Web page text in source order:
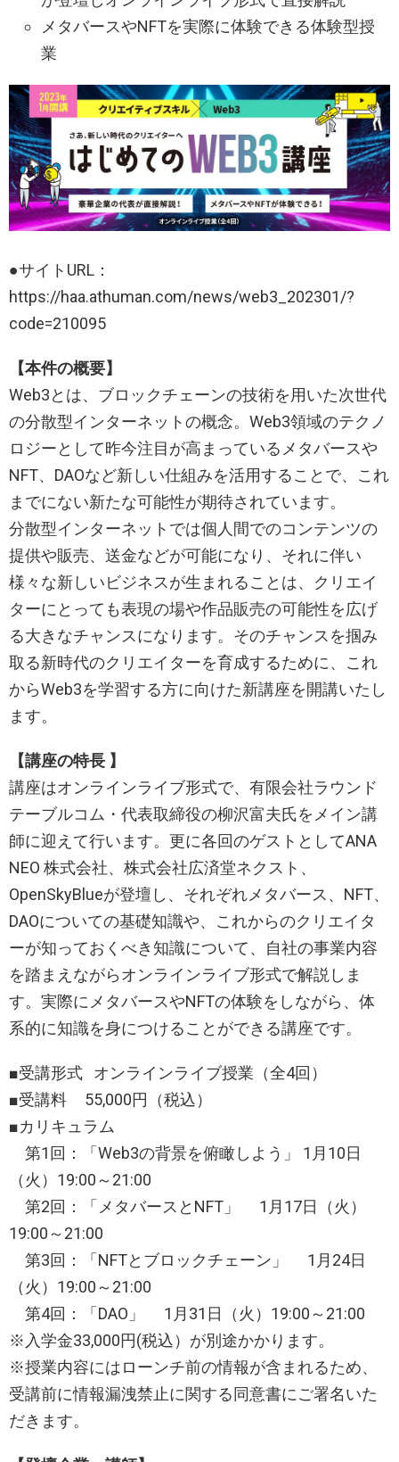
メタバースやNFTを実際に体験できる体験型授
業
●サイトURL：
https://haa.athuman.com/news/web3_202301/?
code=210095
【本件の概要】
Web3とは、ブロックチェーンの技術を用いた次世代
の分散型インターネットの概念。Web3領域のテクノ
ロジーとして昨今注目が高まっているメタバースや
NFT、DAOなど新しい仕組みを活用することで、これ
までにない新たな可能性が期待されています。
分散型インターネットでは個人間でのコンテンツの
提供や販売、送金などが可能になり、それに伴い
様々な新しいビジネスが生まれることは、クリエイ
ターにとっても表現の場や作品販売の可能性を広げ
る大きなチャンスになります。そのチャンスを掴み
取る新時代のクリエイターを育成するために、これ
からWeb3を学習する方に向けた新講座を開講いたし
ます。
【講座の特長 】
講座はオンラインライブ形式で、有限会社ラウンド
テーブルコム・代表取締役の柳沢富夫氏をメイン講
師に迎えて行います。更に各回のゲストとしてANA
NEO 株式会社、株式会社広済堂ネクスト、
OpenSkyBlueが登壇し、それぞれメタバース、NFT、
DAOについての基礎知識や、これからのクリエイタ
ーが知っておくべき知識について、自社の事業内容
を踏まえながらオンラインライブ形式で解説しま
す。実際にメタバースやNFTの体験をしながら、体
系的に知識を身につけることができる講座です。
■受講形式 オンラインライブ授業（全4回）
■受講料 55,000円（税込）
■カリキュラム
第1回：「Web3の背景を俯瞰しよう」 1月10日
（火）19:00～21:00
第2回：「メタバースとNFT」 1月17日（火）
19:00～21:00
第3回：「NFTとブロックチェーン」 1月24日
（火）19:00～21:00
第4回：「DAO」 1月31日（火）19:00～21:00
※入学金33,000円(税込）が別途かかります。
※授業内容にはローンチ前の情報が含まれるため、
受講前に情報漏洩禁止に関する同意書にご署名いた
だきます。